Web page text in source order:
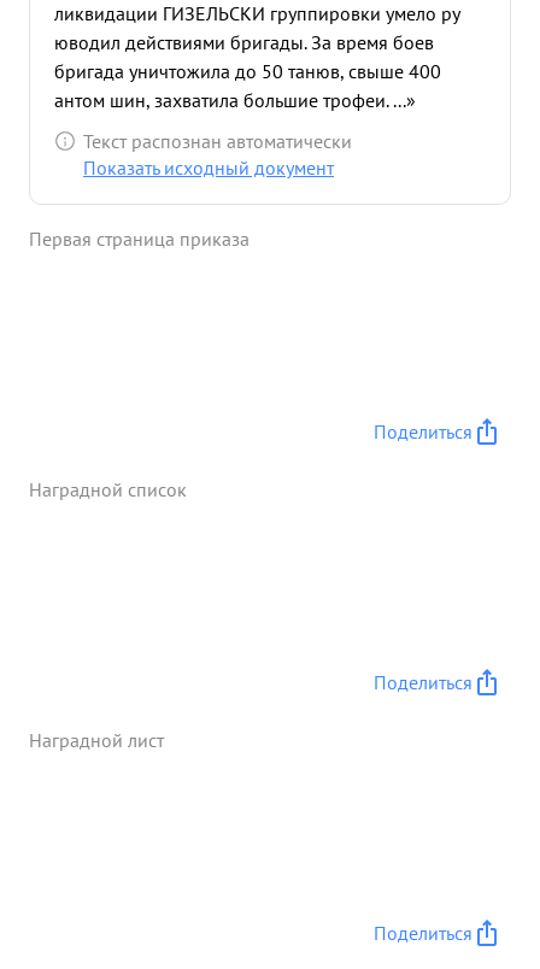
ликвидации ГИЗЕЛЬСКИ группировки умело ру
юводил действиями бригады. За время боев
бригада уничтожила до 50 танюв, свыше 400
антом шин, захватила большие трофеи. ...»
Текст распознан автоматически
Показать исходный документ
Первая страница приказа
Поделиться
Наградной список
Поделиться
Наградной лист
Поделиться